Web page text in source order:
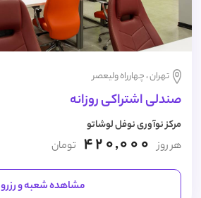
تهران ، چهارراه ولیعصر
صندلی اشتراکی روزانه
مرکز نوآوری نوفل لوشاتو
هر روز 420,000 تومان
مشاهده شعبه و رزرو